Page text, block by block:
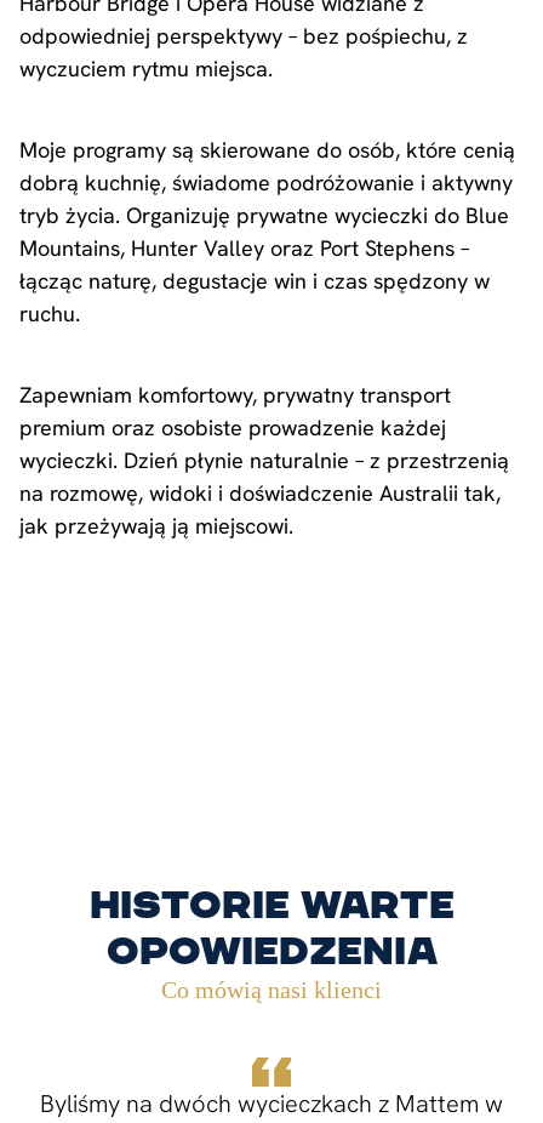
odpowiedniej perspektywy – bez pośpiechu, z
wyczuciem rytmu miejsca.
Moje programy są skierowane do osób, które cenią
dobrą kuchnię, świadome podróżowanie i aktywny
tryb życia. Organizuję prywatne wycieczki do Blue
Mountains, Hunter Valley oraz Port Stephens –
łącząc naturę, degustacje win i czas spędzony w
ruchu.
Zapewniam komfortowy, prywatny transport
premium oraz osobiste prowadzenie każdej
wycieczki. Dzień płynie naturalnie – z przestrzenią
na rozmowę, widoki i doświadczenie Australii tak,
jak przeżywają ją miejscowi.
Historie warte
opowiedzenia
Co mówią nasi klienci
Byliśmy na dwóch wycieczkach z Mattem w